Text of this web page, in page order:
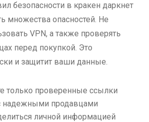
безопасности в кракен даркнет
множества опасностей. Не
VPN, а также проверять
перед покупкой. Это
и защитит ваши данные.
только проверенные ссылки
надежными продавцами
личной информацией